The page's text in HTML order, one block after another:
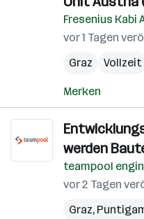
Fresenius Kabi
vor 1 Tagen
Graz
Vollzeit
Merken
werden
teampool
vor 2 Tagen
Graz,